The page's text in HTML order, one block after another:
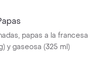
papas a la francesa
y gaseosa (325 ml)